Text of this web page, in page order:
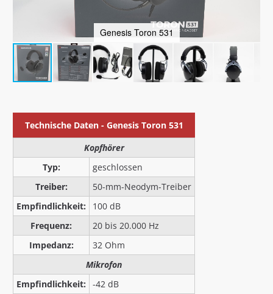
Genesis Toron 531
Technische Daten - Genesis Toron 531
Kopfhörer
Typ:
geschlossen
Treiber:
50-mm-Neodym-Treiber
Empfindlichkeit:
100 dB
Frequenz:
20 bis 20.000 Hz
Impedanz:
32 Ohm
Mikrofon
Empfindlichkeit:
-42 dB